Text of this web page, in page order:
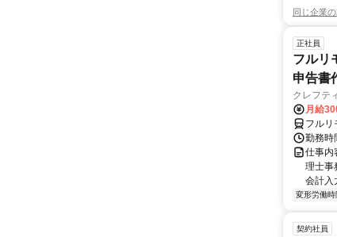
同じ企業の
正社員
フルリ
申告書
クレフテ
月給
フルリ
勤務時
仕事内
理士事
会計入
変形労働時
契約社員